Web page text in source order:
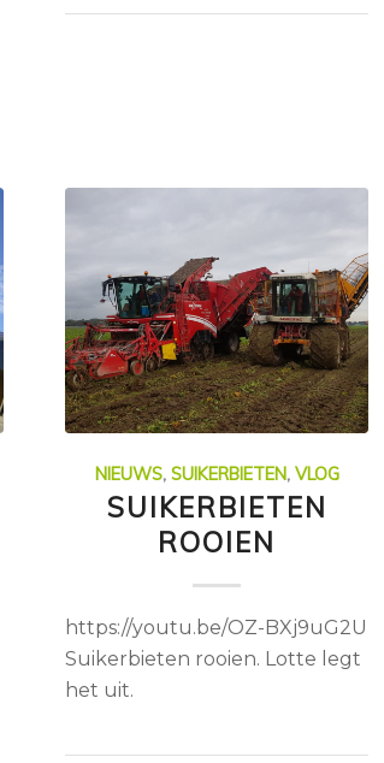
NIEUWS, SUIKERBIETEN, VLOG
SUIKERBIETEN
ROOIEN
https://youtu.be/OZ-BXj9uG2U
Suikerbieten rooien. Lotte legt
het uit.